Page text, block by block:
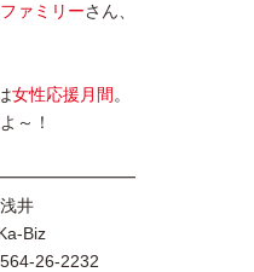
ァミリーさん、
女性応援月間 。
～！
井
Biz
26-2232